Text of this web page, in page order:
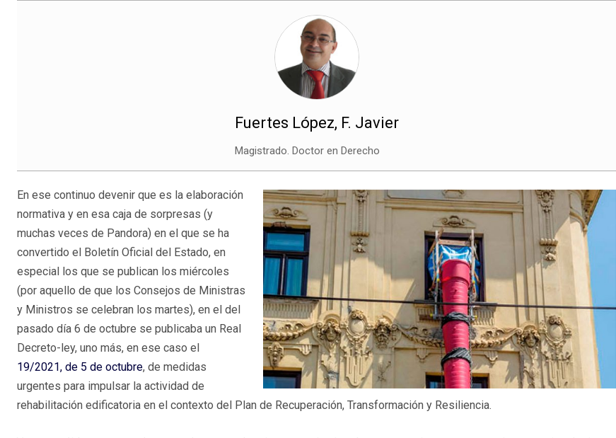
Fuertes López, F. Javier
Magistrado. Doctor en Derecho
En ese continuo devenir que es la elaboración
normativa y en esa caja de sorpresas (y
muchas veces de Pandora) en el que se ha
convertido el Boletín Oficial del Estado, en
especial los que se publican los miércoles
(por aquello de que los Consejos de Ministras
y Ministros se celebran los martes), en el del
pasado día 6 de octubre se publicaba un Real
Decreto-ley, uno más, en ese caso el
19/2021, de 5 de octubre, de medidas
urgentes para impulsar la actividad de
rehabilitación edificatoria en el contexto del Plan de Recuperación, Transformación y Resiliencia.